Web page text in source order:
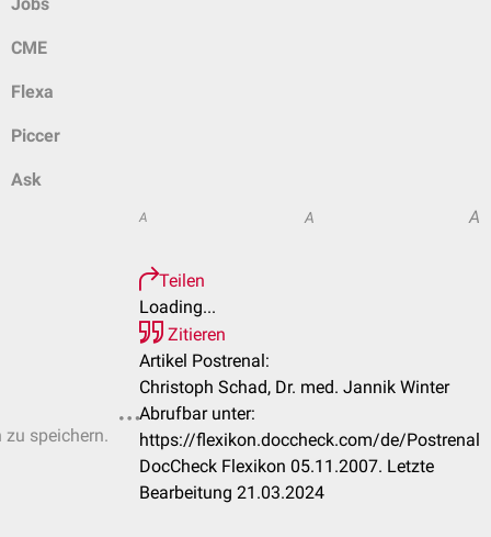
CME
Flexa
Piccer
Ask
zu speichern.
A A A
Teilen
Loading...
Zitieren
Artikel Postrenal:
Christoph Schad, Dr. med. Jannik Winter
Abrufbar unter:
https://flexikon.doccheck.com/de/Postrenal
DocCheck Flexikon 05.11.2007. Letzte
Bearbeitung 21.03.2024